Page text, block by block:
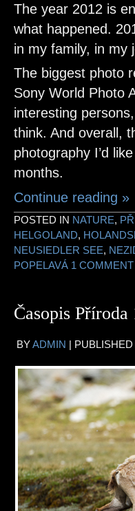
The year 2012 is
what happened.
in my family, in my
The biggest photo
Sony World Photo
interesting
think. And overall,
photography I’d
months.
Continue reading »
POSTED IN NATURE,
HELGOLAND,
NEUSIEDLER SEE,
POPELAVÁ 1 COMMENT
Časopis Příroda
BYADMIN | PUBLISHED